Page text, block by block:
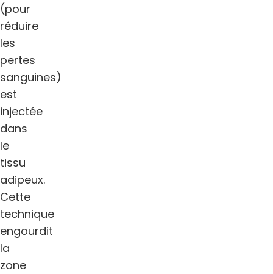
(pour
réduire
les
pertes
sanguines)
est
injectée
dans
le
tissu
adipeux.
Cette
technique
engourdit
la
zone